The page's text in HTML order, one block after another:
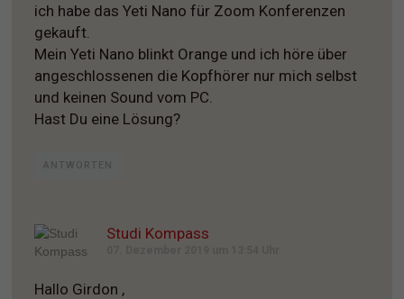
ich habe das Yeti Nano für Zoom Konferenzen
gekauft.
Mein Yeti Nano blinkt Orange und ich höre über
angeschlossenen die Kopfhörer nur mich selbst
und keinen Sound vom PC.
Hast Du eine Lösung?
ANTWORTEN
Studi Kompass
Hallo Girdon ,